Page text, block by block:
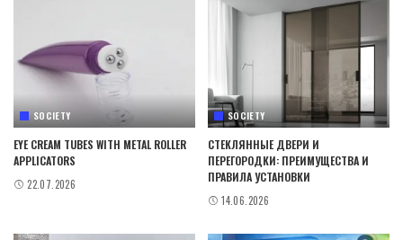
SOCIETY
EYE CREAM TUBES WITH METAL ROLLER
APPLICATORS
22.07.2026
SOCIETY
СТЕКЛЯННЫЕ ДВЕРИ И
ПЕРЕГОРОДКИ: ПРЕИМУЩЕСТВА И
ПРАВИЛА УСТАНОВКИ
14.06.2026